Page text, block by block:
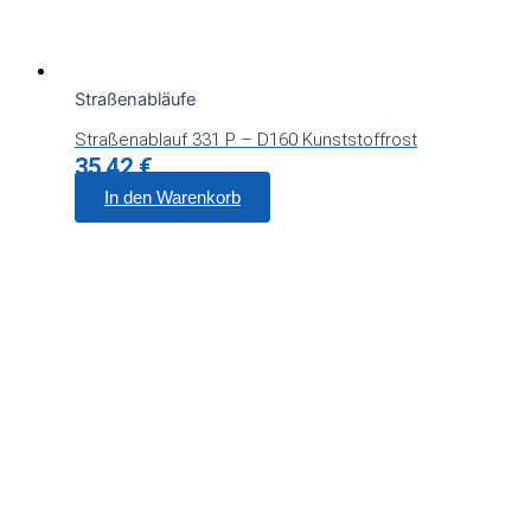
Straßenabläufe
Straßenablauf 331 P – D160 Kunststoffrost
35,42€
In den Warenkorb